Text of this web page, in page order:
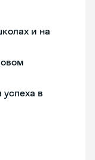
и на
в